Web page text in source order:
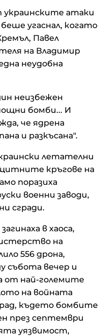
атаки
угаснал, когато
Павел
на Владимир
неудобна
неизбежен
бомби... И
че ядрена
и разкъсана".
летателни
кръгове на
поразиха
военни заводи,
сгради.
в хаоса,
на
556 дрона,
събота вечер и
от най-големите
на войната
където бомбите
през септември
уязвимост,